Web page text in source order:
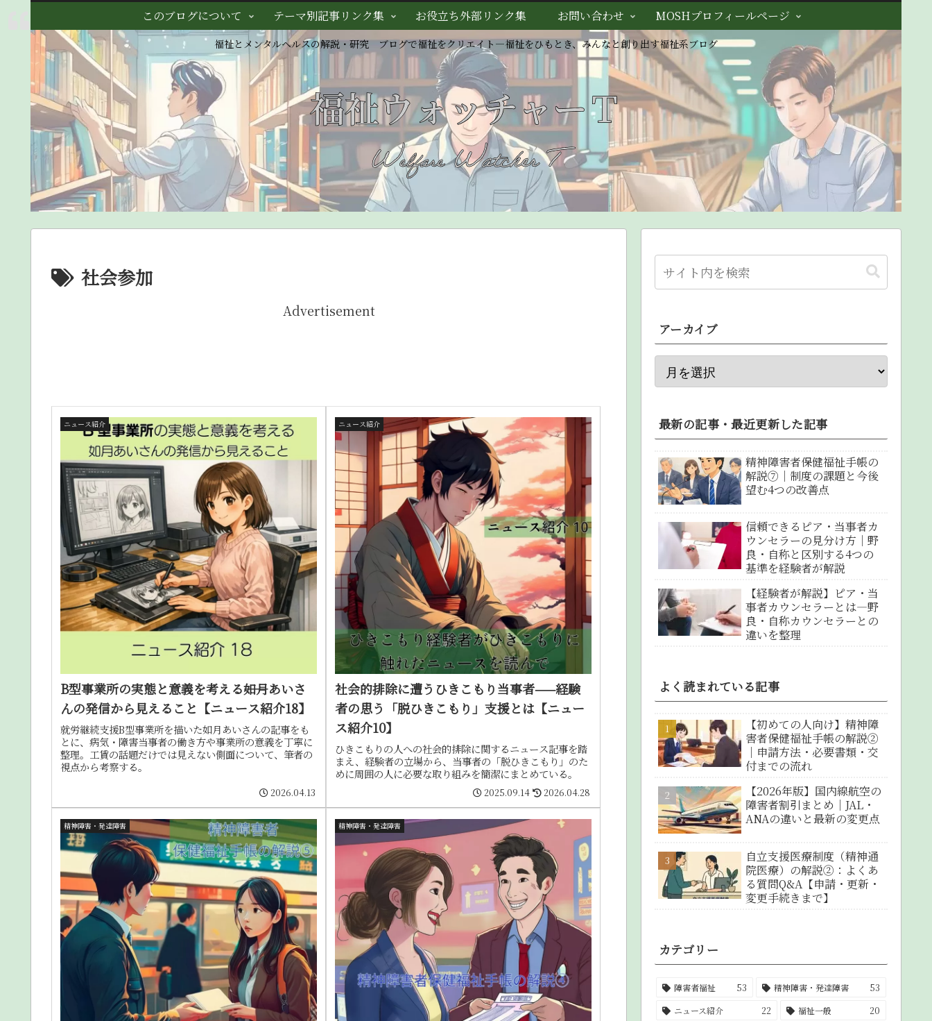
福祉とメンタルヘルスの解説・研究 ブログで福祉をクリエイト―福祉をひもとき、みんなと創り出す福祉系ブログ
このブログについて テーマ別記事リンク集 お役立ち外部リンク集 お問い合わせ MOSHプロフィールページ
社会参加
Advertisement
ニュース紹介
B型事業所の実態と意義を考える――如月あいさ
んの発信から見えること【ニュース紹介18】
就労継続支援B型事業所を描いた如月あいさんの記事をも
とに、病気・障害当事者の働き方や事業所の意義を丁寧に
整理。工賃の話題だけでは見えない側面について、筆者の
視点から考察する。
2026.04.13
ニュース紹介
社会的排除に遭うひきこもり当事者——経験
者の思う「脱ひきこもり」支援とは【ニュー
ス紹介10】
ひきこもりの人への社会的排除に関するニュース記事を踏
まえ、経験者の立場から、当事者の「脱ひきこもり」のた
めに周囲の人に必要な取り組みを簡潔にまとめている。
2025.09.14 2026.04.28
精神障害・発達障害 精神障害・発達障害
アーカイブ
最新の記事・最近更新した記事
精神障害者保健福祉手帳の
解説⑦｜制度の課題と今後
望む4つの改善点
信頼できるピア・当事者カ
ウンセラーの見分け方｜野
良・自称と区別する4つの
基準を経験者が解説
【経験者が解説】ピア・当
事者カウンセラーとは―野
良・自称カウンセラーとの
違いを整理
よく読まれている記事
【初めての人向け】精神障
害者保健福祉手帳の解説②
｜申請方法・必要書類・交
付までの流れ
【2026年版】国内線航空の
障害者割引まとめ｜JAL・
ANAの違いと最新の変更点
自立支援医療制度（精神通
院医療）の解説②：よくあ
る質問Q&A【申請・更新・
変更手続きまで】
カテゴリー
障害者福祉 53 精神障害・発達障害
53
ニュース紹介
22 福祉一般
20